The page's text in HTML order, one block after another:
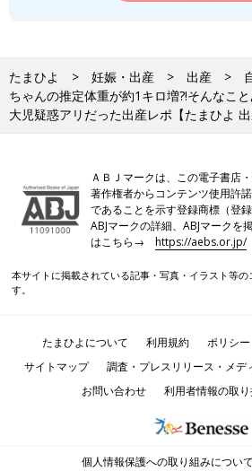
る」と言われ、こくこく頷く。吸引の機
まないでハッハッハッ」って言われて実
い！」「やっぱいきんで！うーーん！」
てきた。よく"どぅるん"とか、出てくる
ど、膣の中が裂けてたからか？でかいか
・17:32
誕生!!!
・胎盤出てくる(痛くない)胎盤が立派で
・会陰縫合。最初は無痛の麻酔のおかげ
り過ごす。
・縫合完了。おなかがぺこぺこ！夫退出
・2時間安静。悪露がどんどん出てくる
ち悪いが、それ以外は痛いところも無く
・20時過ぎ
たまひよ 妊娠・出産 出産
ちゃんの推定体重が約1キロ増?!そんなこ
大児疑惑アリだった出産レポ【たまひよ 出
ＡＢＪマークは、この電子書店
著作権者からコンテンツ使用許
であることを示す登録商標（登
ABJマークの詳細、ABJマークを
はこちら→https://aebs.or.jp/
本サイトに掲載されている記事・写真・イラスト等
す。
たまひよについて 利用規約 ポリシー
サイトマップ
調査・プレスリリース・メデ
お問い合わせ
利用者情報の取
個人情報保護への取り組みについて